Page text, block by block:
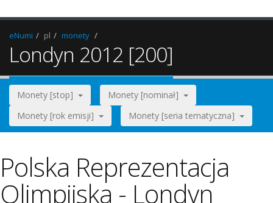
eNumi pl monety
Londyn 2012 [200]
Monety [stop]
Monety [nominał]
Monety [rok emisji]
Monety [seria tematyczna]
Polska Reprezentacja
Olimpijska - Londyn